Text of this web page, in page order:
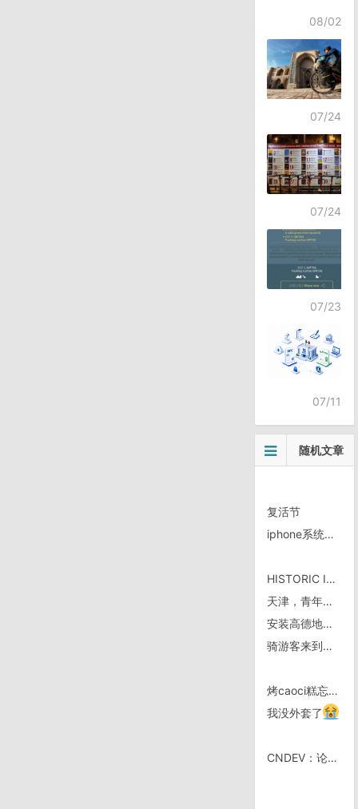
08/02
07/24
07/24
07/23
07/11
随机文章
复活节
iphone系统提示了消息，但是打开看不到
HISTORIC ILLINOIS US 66
天津，青年餐厅解放桥店
安装高德地图，作好入墙准备
骑游客来到拉髓加斯 开档男大战赌博机器（下）
烤caoci糕忘了在模具上喷油了，下不来了
我没外套了
CNDEV：论坛改变数据库结构，并加锁贴功能